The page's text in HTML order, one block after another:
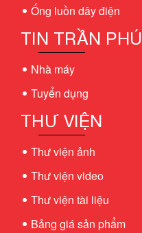
Ống luồn dây điện
TIN TRẦN PHÚ
Nhà máy
Tuyển dụng
THƯ VIỆN
Thư viện ảnh
Thư viện video
Thư viện tài liệu
Bảng giá sản phẩm